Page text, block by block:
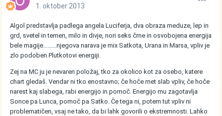
1. oktober 2013
Algol predstavlja padlega angela Luciferja, dva obraza meduze, lep in
grd, svetel in temen, milo in divje, nori seks črne in osvobojena energija
bele magije.........njegova narava je mix Satkota, Urana in Marsa, vpliv je
zlo podoben Plutkotovi energiji.
Zej na MC ju je nevaren položaj, tko za okolico kot za osebo, katere
chart gledaš. Vendar ni tko enostavno; če hoče met slab vpliv, če hoče
narest kaj slabega, rabi energijo in pomoč. Energijo mu zagotavlja
Sonce pa Lunca, pomoč pa Satko. Če tega ni, potem tut vpliv ni
problematičen, vsaj ne tako, da bi lahk govorili o ekstremnosti. Lahko